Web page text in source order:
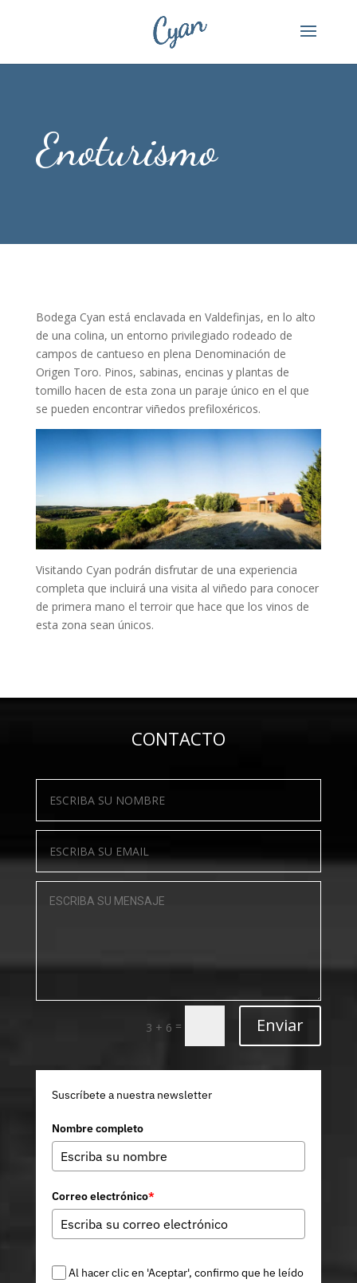
Enoturismo
Bodega Cyan está enclavada en Valdefinjas, en lo alto
de una colina, un entorno privilegiado rodeado de
campos de cantueso en plena Denominación de
Origen Toro. Pinos, sabinas, encinas y plantas de
tomillo hacen de esta zona un paraje único en el que
se pueden encontrar viñedos prefiloxéricos.
Visitando Cyan podrán disfrutar de una experiencia
completa que incluirá una visita al viñedo para conocer
de primera mano el terroir que hace que los vinos de
esta zona sean únicos.
CONTACTO
3 + 6 = Enviar
Suscríbete a nuestra newsletter
Nombre completo
Correo electrónico*
Al hacer clic en 'Aceptar', confirmo que he leído